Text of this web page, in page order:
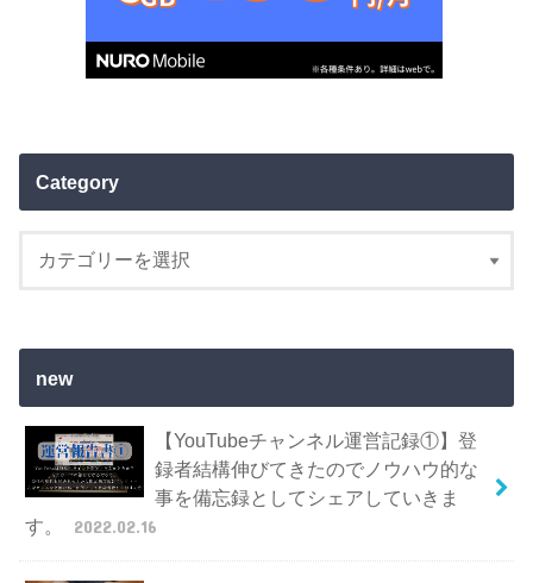
Category
new
【YouTubeチャンネル運営記録①】登
録者結構伸びてきたのでノウハウ的な
事を備忘録としてシェアしていきま
す。
2022.02.16